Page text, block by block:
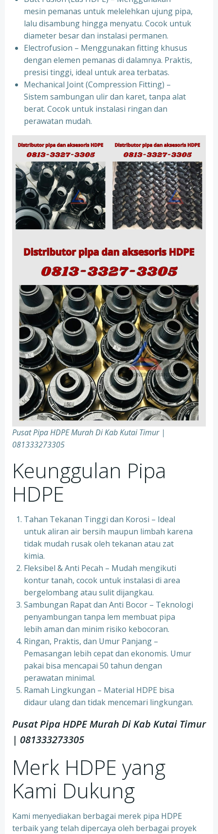
mesin pemanas untuk melelehkan ujung pipa,
lalu disambung hingga menyatu. Cocok untuk
diameter besar dan instalasi permanen.
Electrofusion – Menggunakan fitting khusus
dengan elemen pemanas di dalamnya. Praktis,
presisi tinggi, ideal untuk area terbatas.
Mechanical Joint (Compression Fitting) –
Sistem sambungan ulir dan karet, tanpa alat
berat. Cocok untuk instalasi ringan dan
perawatan mudah.
Pusat Pipa HDPE Murah Di Kab Kutai Timur |
081333273305
Keunggulan Pipa
HDPE
Tahan Tekanan Tinggi dan Korosi – Ideal
untuk aliran air bersih maupun limbah karena
tidak mudah rusak oleh tekanan atau zat
kimia.
Fleksibel & Anti Pecah – Mudah mengikuti
kontur tanah, cocok untuk instalasi di area
bergelombang atau sulit dijangkau.
Sambungan Rapat dan Anti Bocor – Teknologi
penyambungan tanpa lem membuat pipa
lebih aman dan minim risiko kebocoran.
Ringan, Praktis, dan Umur Panjang –
Pemasangan lebih cepat dan ekonomis. Umur
pakai bisa mencapai 50 tahun dengan
perawatan minimal.
Ramah Lingkungan – Material HDPE bisa
didaur ulang dan tidak mencemari lingkungan.
Pusat Pipa HDPE Murah Di Kab Kutai Timur
| 081333273305
Merk HDPE yang
Kami Dukung
Kami menyediakan berbagai merek pipa HDPE
terbaik yang telah dipercaya oleh berbagai proyek